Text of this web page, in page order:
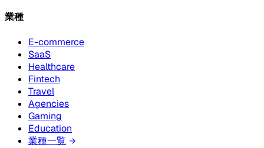
業種
E-commerce
SaaS
Healthcare
Fintech
Travel
Agencies
Gaming
Education
業種一覧